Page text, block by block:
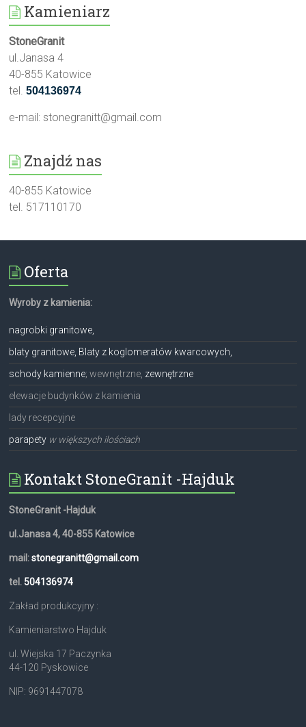
Kamieniarz
StoneGranit
ul.Janasa 4
40-855 Katowice
tel. 504136974
e-mail: stonegranitt@gmail.com
Znajdź nas
40-855 Katowice
tel. 517110170
Oferta
Wyroby z kamienia:
nagrobki granitowe,
blaty granitowe, Blaty z koglomeratów kwarcowych,
schody kamienne; wewnętrzne, zewnętrzne
elewacje budynków z kamienia
lady recepcyjne
parapety w większych ilościach
Kontakt StoneGranit -Hajduk
StoneGranit -Hajduk
ul.Janasa 4, 40-855 Katowice
mail:stonegranitt@gmail.com
tel. 504136974
Zakład produkcyjny :
Kamieniarstwo Hajduk
ul. Wiejska 17 Paczynka
44-120 Pyskowice
NIP: 9691447078